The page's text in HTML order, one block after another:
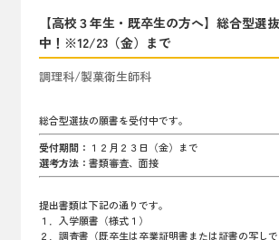
【高校３年生・既卒生の方へ】総合型
中！※12/23（金）まで
調理科/製菓衛生師科
総合型選抜の願書を受付中です。
受付期間： １２月２３日（金）まで
選考方法： 書類審査、面接
提出書類は下記の通りです。
１．入学願書（様式１）
２．調査書（既卒生は卒業証明書または証書の写しで